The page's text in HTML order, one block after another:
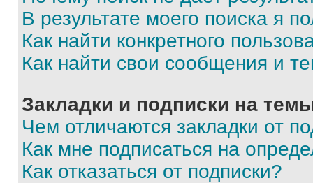
В результате моего поиска я
Как найти конкретного
Как найти свои сообщения и
Закладки и подписки на
Чем отличаются закладки от
Как мне подписаться на
Как отказаться от подписки?